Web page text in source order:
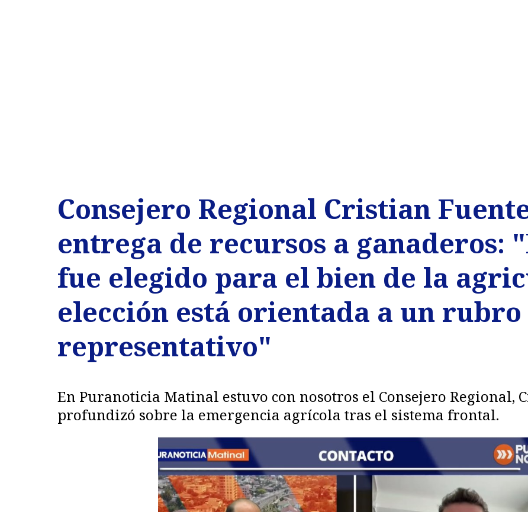
Consejero Regional Cristian
entrega de recursos a ganaderos:
fue elegido para el bien de la
elección está orientada a un rubro
representativo"
En Puranoticia Matinal estuvo con nosotros el Consejero Regional,
profundizó sobre la emergencia agrícola tras el sistema frontal.